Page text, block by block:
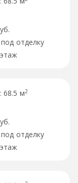
под отделку
68.5 м2
под отделку